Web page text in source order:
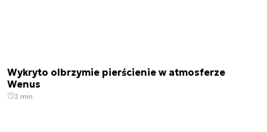
Wykryto olbrzymie pierścienie w atmosferze
Wenus
2 min.